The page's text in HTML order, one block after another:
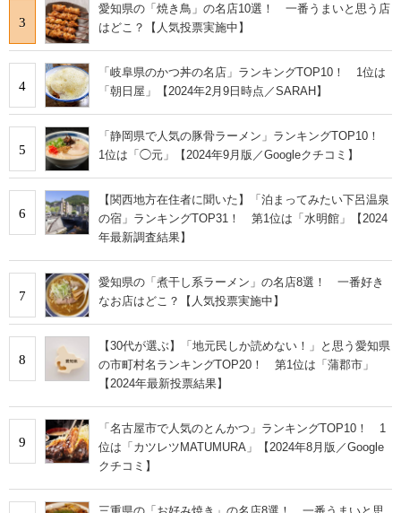
3
愛知県の「焼き鳥」の名店10選！ 一番うまいと思う店
はどこ？【人気投票実施中】
4
「岐阜県のかつ丼の名店」ランキングTOP10！ 1位は
「朝日屋」【2024年2月9日時点／SARAH】
5
「静岡県で人気の豚骨ラーメン」ランキングTOP10！
1位は「◯元」【2024年9月版／Googleクチコミ】
6
【関西地方在住者に聞いた】「泊まってみたい下呂温泉
の宿」ランキングTOP31！ 第1位は「水明館」【2024
年最新調査結果】
7
愛知県の「煮干し系ラーメン」の名店8選！ 一番好き
なお店はどこ？【人気投票実施中】
8
【30代が選ぶ】「地元民しか読めない！」と思う愛知県
の市町村名ランキングTOP20！ 第1位は「蒲郡市」
【2024年最新投票結果】
9
「名古屋市で人気のとんかつ」ランキングTOP10！ 1
位は「カツレツMATUMURA」【2024年8月版／Google
クチコミ】